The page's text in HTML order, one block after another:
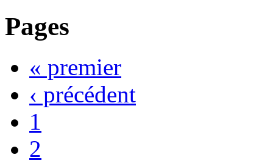
Pages
« premier
‹ précédent
1
2